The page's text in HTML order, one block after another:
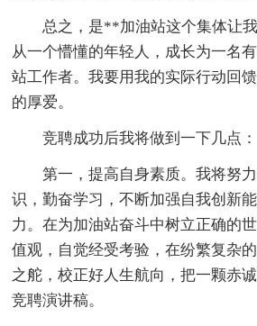
总之，是**加油站这个集体让
从一个懵懂的年轻人，成长为一名
站工作者。我要用我的实际行动回
的厚爱。
竞聘成功后我将做到一下几点：
第一，提高自身素质。我将努
识，勤奋学习，不断加强自我创新
力。在为加油站奋斗中树立正确的
值观，自觉经受考验，在纷繁复杂
之舵，校正好人生航向，把一颗赤
竞聘演讲稿。